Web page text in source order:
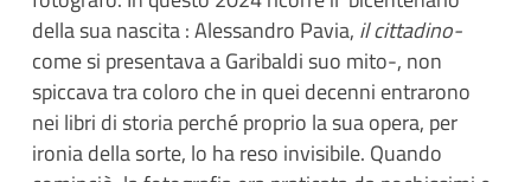
della sua nascita : Alessandro Pavia, il cittadino-
come si presentava a Garibaldi suo mito-, non
spiccava tra coloro che in quei decenni entrarono
nei libri di storia perché proprio la sua opera, per
ironia della sorte, lo ha reso invisibile. Quando